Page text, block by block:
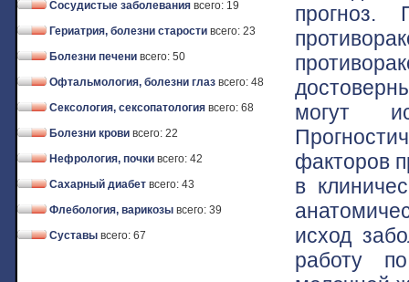
Сосудистые заболевания всего: 19
Гериатрия, болезни старости всего: 23
Болезни печени всего: 50
Офтальмология, болезни глаз всего: 48
Сексология, сексопатология всего: 68
Болезни крови всего: 22
Нефрология, почки всего: 42
Сахарный диабет всего: 43
Флебология, варикозы всего: 39
Суставы всего: 67
прогноз.
могут
факторов
в
исход
работу